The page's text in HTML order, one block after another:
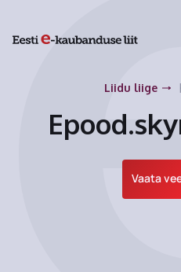
Liidu liige
Vaata